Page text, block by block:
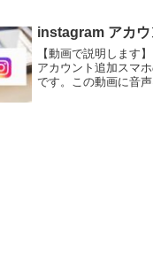
instagram アカ
【動画で説明します
アカウント追加スマ
です。この動画に音